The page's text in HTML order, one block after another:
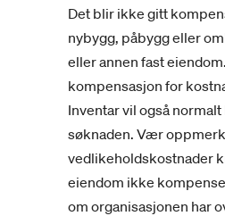
Det blir ikke gitt
nybygg, påbygg eller
eller annen fast
kompensasjon for
Inventar vil også
søknaden. Vær
vedlikeholdskostnader
eiendom ikke
om organisasjonen har